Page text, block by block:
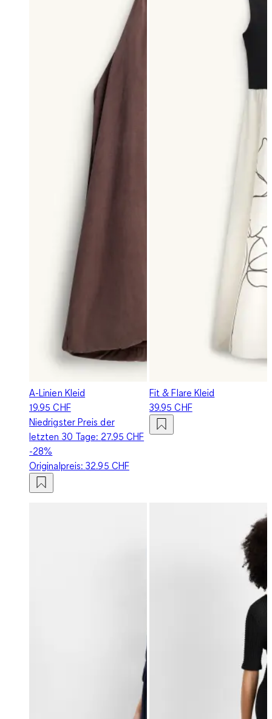
A-Linien Kleid
19.95 CHF
Niedrigster Preis der
letzten 30 Tage: 27.95 CHF
-28%
Originalpreis:32.95 CHF
Fit & Flare Kleid
39.95 CHF